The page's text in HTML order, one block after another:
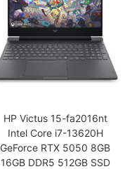
HP Victus 15-fa2016nt
Intel Core i7-13620H
GeForce RTX 5050 8GB
16GB DDR5 512GB SSD